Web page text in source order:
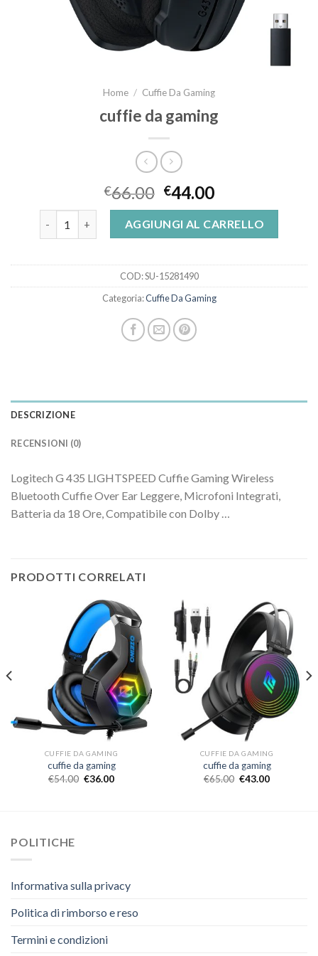
Home / Cuffie Da Gaming
cuffie da gaming
€66.00 €44.00
cuffie da gaming quantitàAGGIUNGI AL CARRELLO
COD:SU-15281490
Categoria:Cuffie Da Gaming
DESCRIZIONE
RECENSIONI (0)
Logitech G 435 LIGHTSPEED Cuffie Gaming Wireless
Bluetooth Cuffie Over Ear Leggere, Microfoni Integrati,
Batteria da 18 Ore, Compatibile con Dolby …
PRODOTTI CORRELATI
CUFFIE DA GAMING
cuffie da gaming
€54.00 €36.00
CUFFIE DA GAMING
cuffie da gaming
€65.00 €43.00
POLITICHE
Informativa sulla privacy
Politica di rimborso e reso
Termini e condizioni